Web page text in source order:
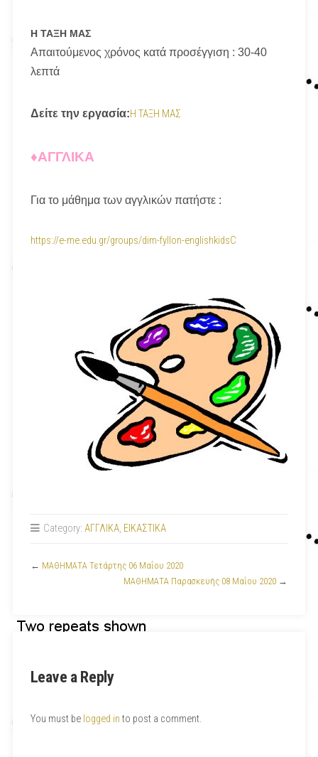
Η ΤΑΞΗ ΜΑΣ
Απαιτούμενος χρόνος κατά προσέγγιση : 30-40
λεπτά
Δείτε την εργασία:Η ΤΑΞΗ ΜΑΣ
♦ΑΓΓΛΙΚΑ
Για το μάθημα των αγγλικών πατήστε :
https://e-me.edu.gr/groups/dim-fyllon-englishkidsC
Category: ΑΓΓΛΙΚΑ, ΕΙΚΑΣΤΙΚΑ
← ΜΑΘΗΜΑΤΑ Τετάρτης 06 Μαΐου 2020
ΜΑΘΗΜΑΤΑ Παρασκευής 08 Μαΐου 2020 →
Leave a Reply
You must be logged in to post a comment.